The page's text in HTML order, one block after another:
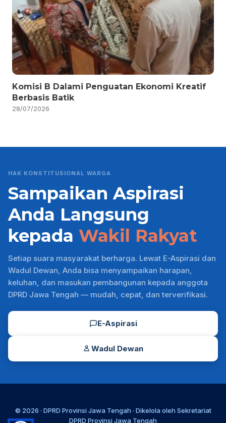
Komisi B Dalami Penguatan Ekonomi Kreatif
Berbasis Batik
28/07/2026
HAK KONSTITUSIONAL WARGA
Sampaikan Aspirasi
Anda Langsung
kepada Wakil Rakyat
Setiap suara masyarakat berharga. Lewat E-Aspirasi dan
Wadul Dewan, Anda bisa menyampaikan harapan,
keluhan, dan masukan pembangunan kepada anggota
DPRD Jawa Tengah — mudah, cepat, dan terverifikasi.
E-Aspirasi
Wadul Dewan
© 2026 · DPRD Provinsi Jawa Tengah · Dikelola oleh Sekretariat
DPRD Provinsi Jawa Tengah